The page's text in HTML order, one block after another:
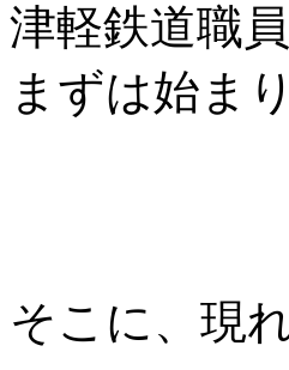
津軽鉄道職
まずは始ま
そこに、現